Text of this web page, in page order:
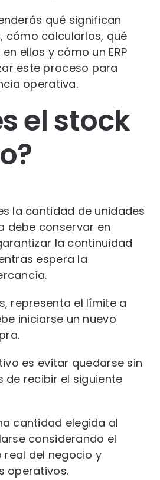
qué significan
cómo calcularlos, qué
ellos y cómo un ERP
este proceso para
operativa.
el stock
la cantidad de unidades
debe conservar en
la continuidad
espera la
representa el límite a
iniciarse un nuevo
es evitar quedarse sin
de recibir el siguiente
cantidad elegida al
considerando el
del negocio y
operativos.